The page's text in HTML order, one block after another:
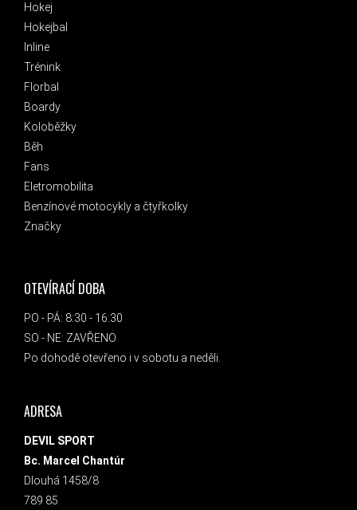
Hokej
Hokejbal
Inline
Trénink
Florbal
Boardy
Koloběžky
Běh
Fans
Eletromobilita
Benzínové motocykly a čtyřkolky
Značky
OTEVÍRACÍ DOBA
PO - PÁ: 8:30 - 16:30
SO - NE: ZAVŘENO
Po dohodě otevřeno i v sobotu a neděli.
ADRESA
DEVIL SPORT
Bc. Marcel Chantúr
Dlouhá 1458/8
789 85